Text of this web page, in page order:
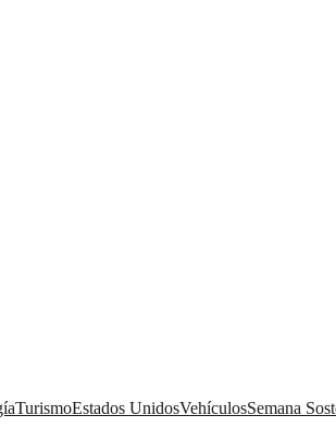
TurismoEstados UnidosVehículosSemana